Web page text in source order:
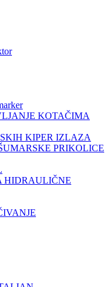
KOTAČIMA
KIPER IZLAZA
PRIKOLICE
HIDRAULIČNE